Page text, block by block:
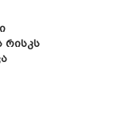
Რისკს